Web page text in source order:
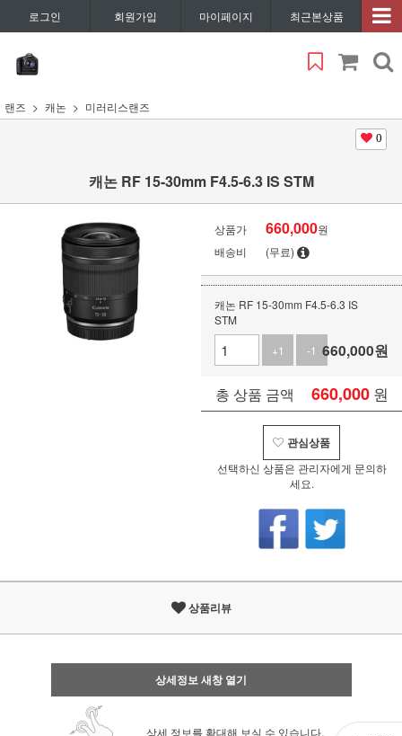
로그인 회원가입 마이페이지 최근본상품
랜즈 캐논 미러리스랜즈
0
캐논 RF 15-30mm F4.5-6.3 IS STM
상품가 660,000원
배송비
(무료)
캐논 RF 15-30mm F4.5-6.3 IS
STM
+1
-1 660,000원
총 상품 금액 660,000 원
관심상품
선택하신 상품은 관리자에게 문의하
세요.
상품리뷰
상세정보 새창 열기
상세 정보를 확대해 보실 수 있습니다.